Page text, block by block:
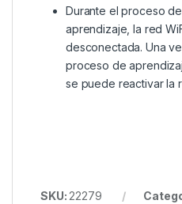
Durante el proceso
aprendizaje, la red
desconectada. Una
proceso de
se puede reactivar la
SKU:22279